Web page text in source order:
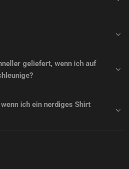
geliefert, wenn ich auf
ich ein nerdiges Shirt